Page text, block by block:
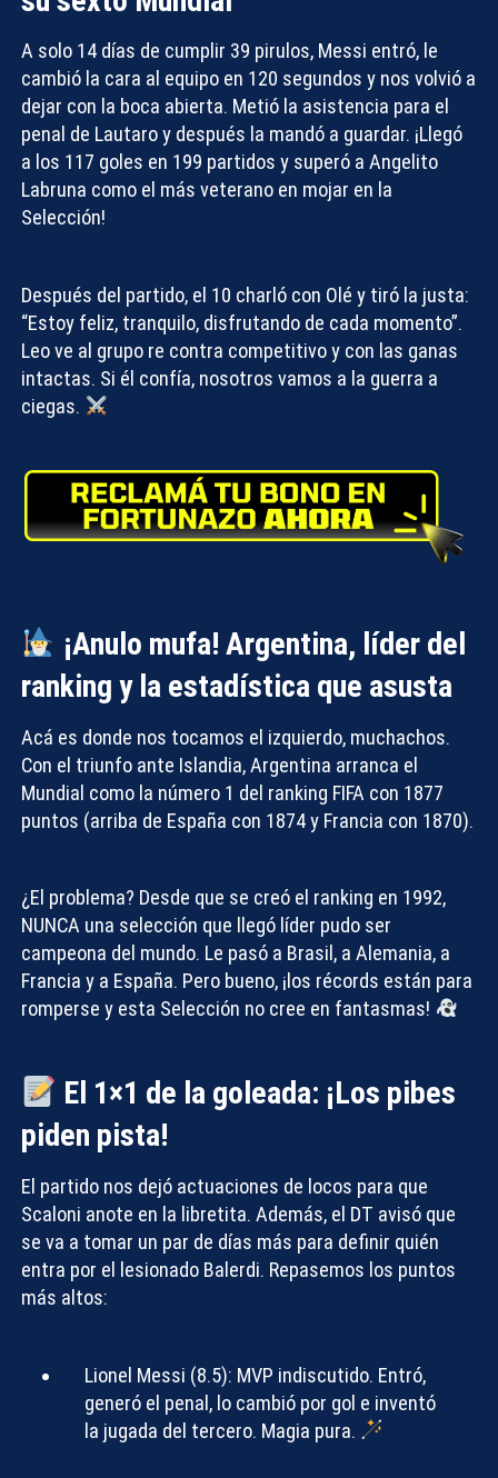
A solo 14 días de cumplir 39 pirulos, Messi entró, le
cambió la cara al equipo en 120 segundos y nos volvió a
dejar con la boca abierta. Metió la asistencia para el
penal de Lautaro y después la mandó a guardar. ¡Llegó
a los 117 goles en 199 partidos y superó a Angelito
Labruna como el más veterano en mojar en la
Selección!
Después del partido, el 10 charló con Olé y tiró la justa:
“Estoy feliz, tranquilo, disfrutando de cada momento”.
Leo ve al grupo re contra competitivo y con las ganas
intactas. Si él confía, nosotros vamos a la guerra a
ciegas.
¡Anulo mufa! Argentina, líder del
ranking y la estadística que asusta
Acá es donde nos tocamos el izquierdo, muchachos.
Con el triunfo ante Islandia, Argentina arranca el
Mundial como la número 1 del ranking FIFA con 1877
puntos (arriba de España con 1874 y Francia con 1870).
¿El problema? Desde que se creó el ranking en 1992,
NUNCA una selección que llegó líder pudo ser
campeona del mundo. Le pasó a Brasil, a Alemania, a
Francia y a España. Pero bueno, ¡los récords están para
romperse y esta Selección no cree en fantasmas!
El 1×1 de la goleada: ¡Los pibes
piden pista!
El partido nos dejó actuaciones de locos para que
Scaloni anote en la libretita. Además, el DT avisó que
se va a tomar un par de días más para definir quién
entra por el lesionado Balerdi. Repasemos los puntos
más altos:
Lionel Messi (8.5): MVP indiscutido. Entró,
generó el penal, lo cambió por gol e inventó
la jugada del tercero. Magia pura.
Compartir con: